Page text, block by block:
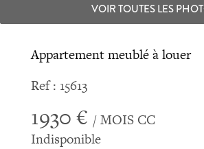
VOIR TOUTES LES
Appartement meublé à louer
Ref : 15613
1930 € / MOIS CC
Indisponible